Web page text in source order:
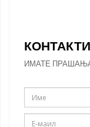
ИМАТЕ